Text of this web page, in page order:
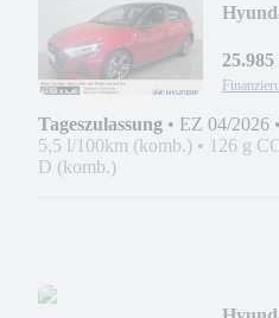
25.985
Tageszulassung • EZ 04/2026 •
5,5 l/100km (komb.) • 126 g
D (komb.)